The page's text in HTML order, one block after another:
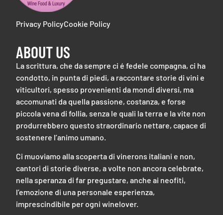
Privacy PolicyCookie Policy
ABOUT US
La scrittura, che da sempre ci é fedele compagna, ci ha
condotto, in punta di piedi, a raccontare storie di vini e
viticultori, spesso provenienti da mondi diversi, ma
accomunati da quella passione, costanza, e forse
piccola vena di follia, senza le quali la terra e la vite non
produrrebbero questo straordinario nettare, capace di
sostenere l’animo umano.
Ci muoviamo alla scoperta di vinerons italiani e non,
cantori di storie diverse, a volte non ancora celebrate,
nella speranza di far pregustare, anche ai neofiti,
l’emozione di una personale esperienza,
imprescindibile per ogni winelover.